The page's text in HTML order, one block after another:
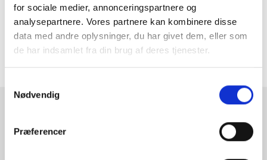
for sociale medier, annonceringspartnere og
analysepartnere. Vores partnere kan kombinere disse
data med andre oplysninger, du har givet dem, eller som
de har indsamlet fra din brug af deres tjenester.
Nødvendig
Præferencer
peronsligt præg.
Som noget heslt særligt er vores rammer i egetræ lavet i
massiv egetræ og er ikke alene levende, varme og flotte,
men også utroligt bæredygtige.
Rammeshoppen ApS